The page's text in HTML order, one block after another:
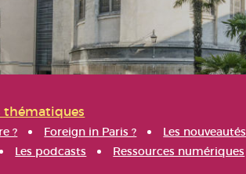
thématiques
? Foreign in Paris ? Les nouveautés
Les podcasts Ressources numériques